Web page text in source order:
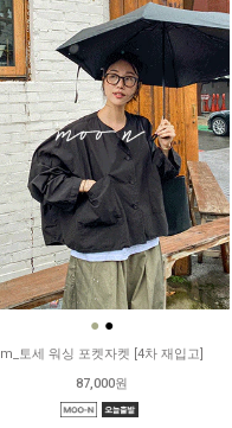
● ●
m_토세 워싱 포켓자켓 [4차 재입고]
87,000원